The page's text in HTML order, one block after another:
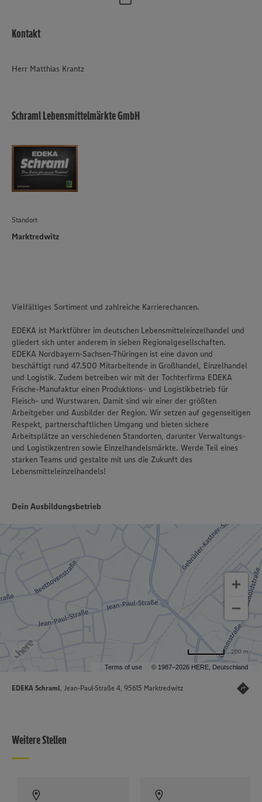
Kontakt
Herr Matthias Krantz
Schraml Lebensmittelmärkte GmbH
Standort
Marktredwitz
Vielfältiges Sortiment und zahlreiche Karrierechancen.
EDEKA ist Marktführer im deutschen Lebensmitteleinzelhandel und
gliedert sich unter anderem in sieben Regionalgesellschaften.
EDEKA Nordbayern-Sachsen-Thüringen ist eine davon und
beschäftigt rund 47.500 Mitarbeitende in Großhandel, Einzelhandel
und Logistik. Zudem betreiben wir mit der Tochterfirma EDEKA
Frische-Manufaktur einen Produktions- und Logistikbetrieb für
Fleisch- und Wurstwaren. Damit sind wir einer der größten
Arbeitgeber und Ausbilder der Region. Wir setzen auf gegenseitigen
Respekt, partnerschaftlichen Umgang und bieten sichere
Arbeitsplätze an verschiedenen Standorten, darunter Verwaltungs-
und Logistikzentren sowie Einzelhandelsmärkte. Werde Teil eines
starken Teams und gestalte mit uns die Zukunft des
Lebensmitteleinzelhandels!
Dein Ausbildungsbetrieb
Terms of use © 1987–2026 HERE, Deutschland
200 m
EDEKA Schraml, Jean-Paul-Straße 4, 95615 Marktredwitz
Weitere Stellen